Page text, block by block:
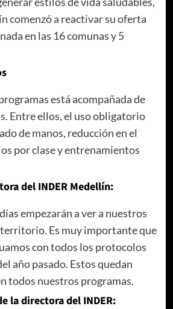
comenzó a reactivar su oferta
en las 16 comunas y 5
está acompañada de
Entre ellos, el uso obligatorio
de manos, reducción en el
por clase y entrenamientos
del INDER Medellín:
empezarán a ver a nuestros
Es muy importante que
con todos los protocolos
año pasado. Estos quedan
todos nuestros programas.
la directora del INDER: